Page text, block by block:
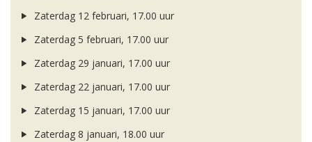
Zaterdag 12 februari, 17.00 uur
Zaterdag 5 februari, 17.00 uur
Zaterdag 29 januari, 17.00 uur
Zaterdag 22 januari, 17.00 uur
Zaterdag 15 januari, 17.00 uur
Zaterdag 8 januari, 18.00 uur